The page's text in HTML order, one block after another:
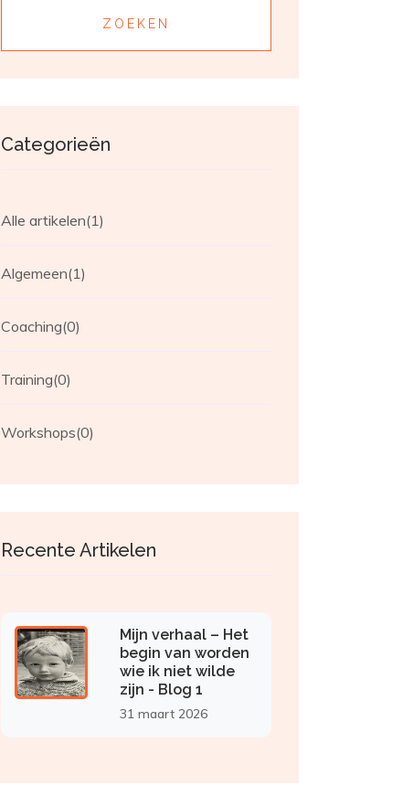
ZOEKEN
Categorieën
Alle artikelen(1)
Algemeen(1)
Coaching(0)
Training(0)
Workshops(0)
Recente Artikelen
Mijn verhaal – Het
begin van worden
wie ik niet wilde
zijn - Blog 1
31 maart 2026